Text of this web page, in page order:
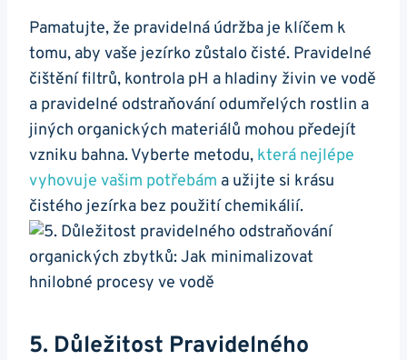
Pamatujte, že pravidelná údržba je klíčem k
tomu, ‍aby vaše jezírko zůstalo čisté. Pravidelné
čištění filtrů, kontrola pH ⁣a hladiny živin ve⁢ vodě
a pravidelné odstraňování odumřelých rostlin a
jiných organických materiálů‌ mohou předejít
vzniku bahna. Vyberte metodu, která nejlépe
vyhovuje vašim potřebám ⁣a ⁣užijte si krásu
čistého jezírka‌ bez použití chemikálií.
5. Důležitost Pravidelného